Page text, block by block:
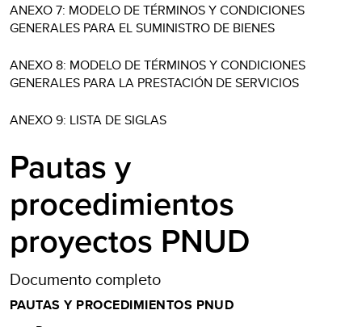
ANEXO 7: MODELO DE TÉRMINOS Y CONDICIONES
GENERALES PARA EL SUMINISTRO DE BIENES
ANEXO 8: MODELO DE TÉRMINOS Y CONDICIONES
GENERALES PARA LA PRESTACIÓN DE SERVICIOS
ANEXO 9: LISTA DE SIGLAS
Pautas y
procedimientos
proyectos PNUD
Documento completo
PAUTAS Y PROCEDIMIENTOS PNUD